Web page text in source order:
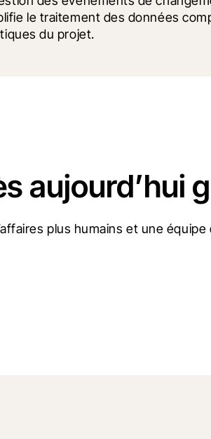
le traitement des données
du projet.
aujourd’hui
plus humains et une